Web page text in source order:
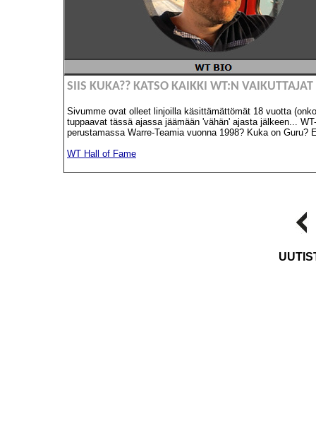
SIIS KUKA?? KATSO KAIKKI WT:N
Sivumme ovat olleet linjoilla käsittämättömät 18 vuotta
tuppaavat tässä ajassa jäämään 'vähän' ajasta jälkeen...
perustamassa Warre-Teamia vuonna 1998? Kuka on Guru?
WT Hall of Fame